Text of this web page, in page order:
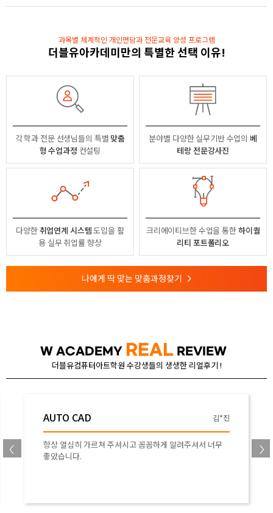
과목별 체계적인 개인면담과 전문교육 양성 프로그램
더블유아카데미만의 특별한 선택 이유!
각 학과 전문 선생님들의 특별 맞춤
형 수업과정 컨설팅
분야별 다양한 실무기반 수업의 베
테랑 전문강사진
다양한취업연계 시스템도입을 활
용실무 취업률 향상
크리에이티브한 수업을 통한하이퀄
리티 포트폴리오
나에게 딱 맞는 맞춤과정찾기 >
W ACADEMY REAL REVIEW
더블유컴퓨터아트학원 수강생들의 생생한 리얼후기 !
AUTO CAD 오*승
비전공자로 전산응용건축제도 시험을 위해 이 수업을 시작
하였습니다. 난생 처음 접하는 프로그램이지만, 어렵지 않